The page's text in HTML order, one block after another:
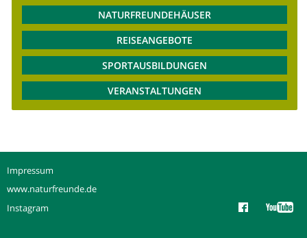
NATURFREUNDEHÄUSER
REISEANGEBOTE
SPORTAUSBILDUNGEN
VERANSTALTUNGEN
Impressum
www.naturfreunde.de
Instagram